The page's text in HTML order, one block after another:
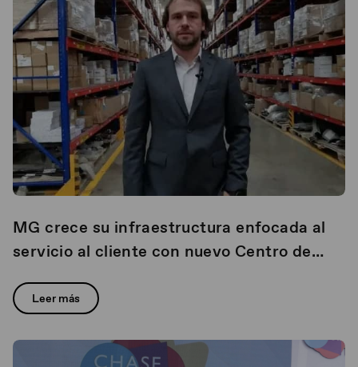
MG crece su infraestructura enfocada al
servicio al cliente con nuevo Centro de
Leer más